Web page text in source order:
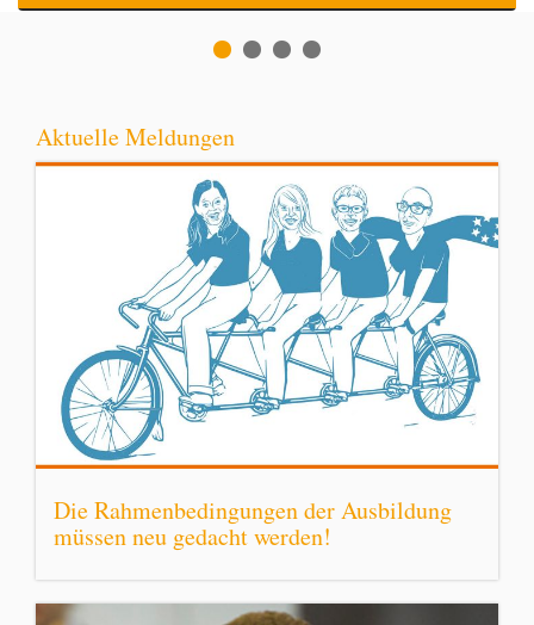
Aktuelle Meldungen
Die Rahmenbedingungen der Ausbildung
müssen neu gedacht werden!